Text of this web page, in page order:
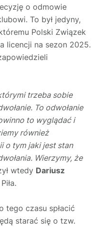
o odmowie
To był jedyny,
Polski Związek
licencji na sezon 2025.
trzeba sobie
To odwołanie
to wyglądać i
również
o tym jaki jest stan
Wierzymy, że
wtedy Dariusz
tego czasu spłacić
starać się o tzw.